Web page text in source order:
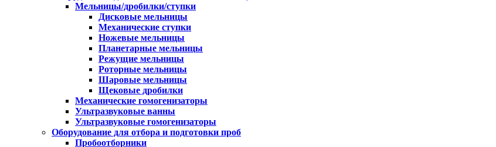
Мельницы/дробилки/ступки
Дисковые мельницы
Механические ступки
Ножевые мельницы
Планетарные мельницы
Режущие мельницы
Роторные мельницы
Шаровые мельницы
Щековые дробилки
Механические гомогенизаторы
Ультразвуковые ванны
Ультразвуковые гомогенизаторы
Оборудование для отбора и подготовки проб
Пробоотборники